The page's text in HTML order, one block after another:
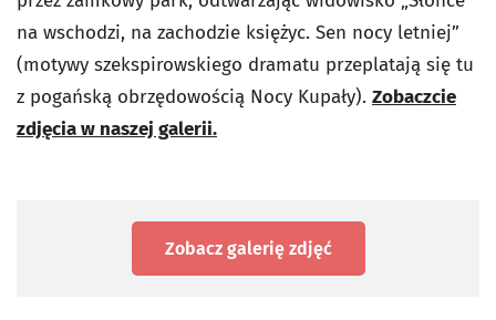
na wschodzi, na zachodzie księżyc. Sen nocy letniej”
(motywy szekspirowskiego dramatu przeplatają się tu
z pogańską obrzędowością Nocy Kupały). Zobaczcie
zdjęcia w naszej galerii.
Zobacz galerię zdjęć